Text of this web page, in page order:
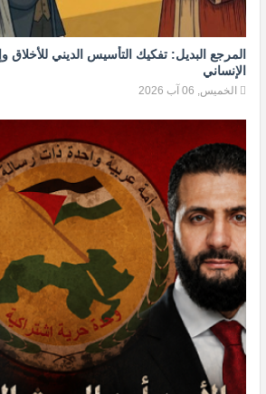
المرجع البديل: تفكيك التأسيس الديني للأخلاق
الإنساني
الخميس, 06 آب 2026